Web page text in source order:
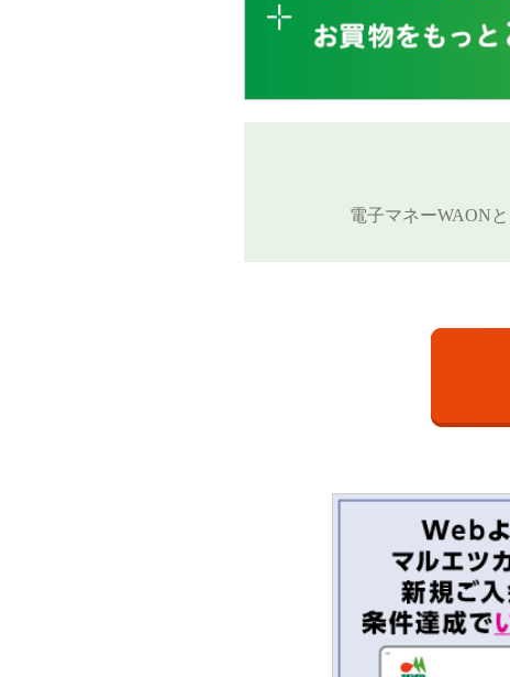
電子マネーWAONと